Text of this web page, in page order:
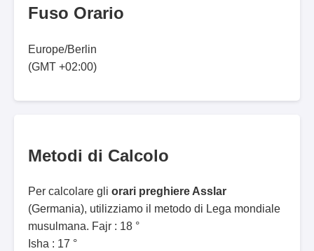
Fuso Orario
Europe/Berlin
(GMT +02:00)
Metodi di Calcolo
Per calcolare gli orari preghiere Asslar
(Germania), utilizziamo il metodo di Lega mondiale
musulmana. Fajr : 18 °
Isha : 17 °